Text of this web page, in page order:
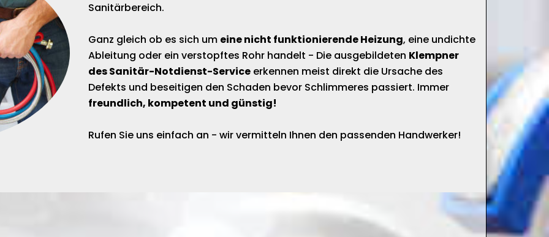
Sanitärbereich.
Ganz gleich ob es sich um eine nicht funktionierende Heizung, eine undichte
Ableitung oder ein verstopftes Rohr handelt - Die ausgebildeten Klempner
des Sanitär-Notdienst-Service erkennen meist direkt die Ursache des
Defekts und beseitigen den Schaden bevor Schlimmeres passiert. Immer
freundlich, kompetent und günstig!
Rufen Sie uns einfach an - wir vermitteln Ihnen den passenden Handwerker!